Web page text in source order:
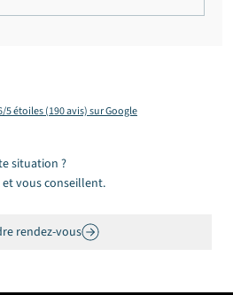
de permis au Tribunal
Mont-de-Marsan
5 étoiles (190 avis) sur Google
situation ?
vous conseillent.
rendez-vous